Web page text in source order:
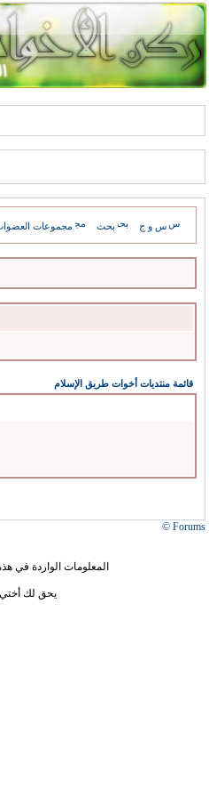
س و ج بحث مجموعات
قائمة منتديات أخوات طريق الإسلام
Forums ©
المعلومات الواردة في
يحق لك أختي